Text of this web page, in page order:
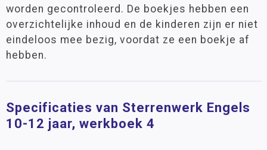
worden gecontroleerd. De boekjes hebben een
overzichtelijke inhoud en de kinderen zijn er niet
eindeloos mee bezig, voordat ze een boekje af
hebben.
Specificaties van Sterrenwerk Engels
10-12 jaar, werkboek 4